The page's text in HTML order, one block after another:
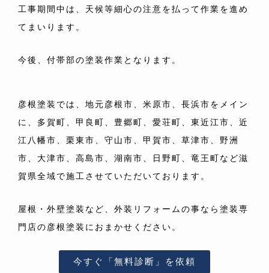
工事期間中は、天候等細心の注意を払って作業を進め
てまいります。
今後、付帯部の塗装作業となります。
彦根塗装では、地元彦根市、米原市、長浜市をメイン
に、多賀町、甲良町、豊郷町、愛荘町、東近江市、近
江八幡市、栗東市、守山市、甲賀市、草津市、野洲
市、大津市、高島市、湖南市、日野町、竜王町など滋
賀県全域で施工させていただいております。
屋根・外壁塗装など、外装リフォームの事なら塗装専
門店の彦根塗装におまかせください。
今すぐ「無料診断」を依頼